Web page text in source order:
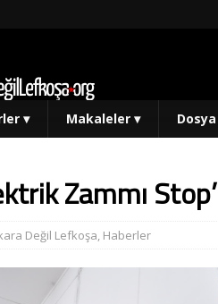
▾ Makaleler ▾ Dosya
Zammı Stop’
Değil Lefkoşa, Haberler